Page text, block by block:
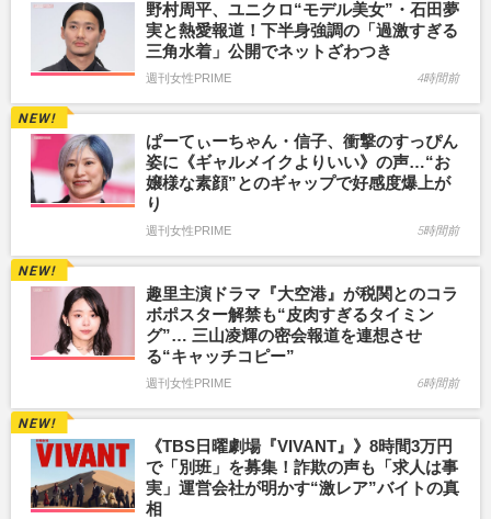
野村周平、ユニクロ“モデル美女”・石田夢
実と熱愛報道！下半身強調の「過激すぎる
三角水着」公開でネットざわつき
週刊女性PRIME 4時間前
ぱーてぃーちゃん・信子、衝撃のすっぴん
姿に《ギャルメイクよりいい》の声…“お
嬢様な素顔”とのギャップで好感度爆上が
り
週刊女性PRIME 5時間前
趣里主演ドラマ『大空港』が税関とのコラ
ボポスター解禁も“皮肉すぎるタイミン
グ”… 三山凌輝の密会報道を連想させ
る“キャッチコピー”
週刊女性PRIME 6時間前
《TBS日曜劇場『VIVANT』》8時間3万円
で「別班」を募集！詐欺の声も「求人は事
実」運営会社が明かす“激レア”バイトの真
相